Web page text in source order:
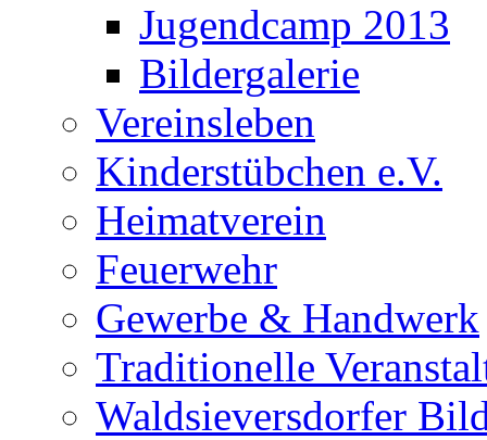
Jugendcamp 2013
Bildergalerie
Vereinsleben
Kinderstübchen e.V.
Heimatverein
Feuerwehr
Gewerbe & Handwerk
Traditionelle
Waldsieversdorfer